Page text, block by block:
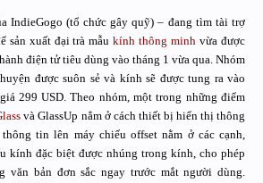
IndieGogo (tổ chức gây quỹ) – đang tìm tài trợ
sản xuất đại trà mẫukính thông minh vừa được
điện tử tiêu dùng vào tháng 1 vừa qua. Nhóm
được suôn sẻ và kính sẽ được tung ra vào
299 USD. Theo nhóm, một trong những điểm
và GlassUp nẳm ở cách thiết bị hiển thị thông
tin lên máy chiếu offset nằm ở các cạnh,
kính đặc biệt được nhúng trong kính, cho phép
văn bản đơn sắc ngay trước mắt người dùng.